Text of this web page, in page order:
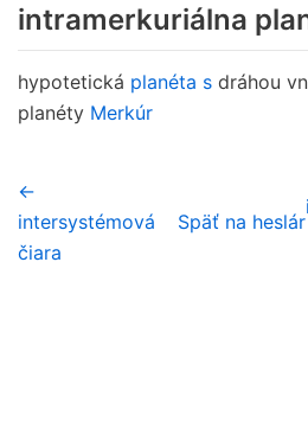
intramerkuriálna
hypotetická planéta s dráhou
planéty Merkúr
←
intersystémová
čiara
Späť na heslár